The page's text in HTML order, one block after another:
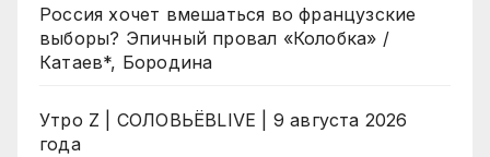
Россия хочет вмешаться во французские
выборы? Эпичный провал «Колобка» /
Катаев*, Бородина
Утро Z | СОЛОВЬЁВLIVE | 9 августа 2026
года